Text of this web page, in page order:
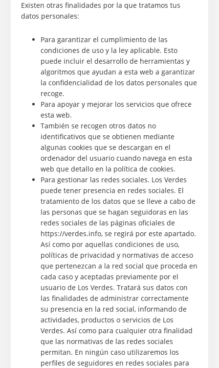
Existen otras finalidades por la que tratamos tus
datos personales:
Para garantizar el cumplimiento de las
condiciones de uso y la ley aplicable. Esto
puede incluir el desarrollo de herramientas y
algoritmos que ayudan a esta web a garantizar
la confidencialidad de los datos personales que
recoge.
Para apoyar y mejorar los servicios que ofrece
esta web.
También se recogen otros datos no
identificativos que se obtienen mediante
algunas cookies que se descargan en el
ordenador del usuario cuando navega en esta
web que detallo en la política de cookies.
Para gestionar las redes sociales. Los Verdes
puede tener presencia en redes sociales. El
tratamiento de los datos que se lleve a cabo de
las personas que se hagan seguidoras en las
redes sociales de las páginas oficiales de
https://verdes.info, se regirá por este apartado.
Así como por aquellas condiciones de uso,
políticas de privacidad y normativas de acceso
que pertenezcan a la red social que proceda en
cada caso y aceptadas previamente por el
usuario de Los Verdes. Tratará sus datos con
las finalidades de administrar correctamente
su presencia en la red social, informando de
actividades, productos o servicios de Los
Verdes. Así como para cualquier otra finalidad
que las normativas de las redes sociales
permitan. En ningún caso utilizaremos los
perfiles de seguidores en redes sociales para